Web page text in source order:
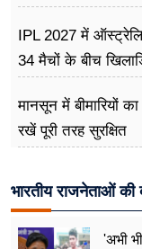
IPL 2027 में
34 मैचों के बीच
मानसून में बीमारियों
रखें पूरी तरह सुरक्षित
भारतीय राजनेताओं
'अभी